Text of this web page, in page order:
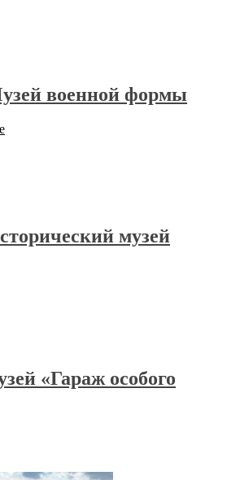
военной формы
музей
«Гараж особого